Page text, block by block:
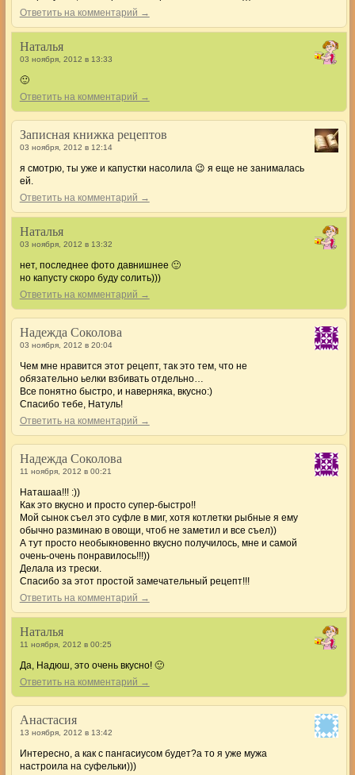
Ответить на комментарий →
Наталья
03 ноября, 2012 в 13:33
🙂
Ответить на комментарий →
Записная книжка рецептов
03 ноября, 2012 в 12:14
я смотрю, ты уже и капустки насолила 😉 я еще не занималась
ей.
Ответить на комментарий →
Наталья
03 ноября, 2012 в 13:32
нет, последнее фото давнишнее 🙂
но капусту скоро буду солить)))
Ответить на комментарий →
Надежда Соколова
03 ноября, 2012 в 20:04
Чем мне нравится этот рецепт, так это тем, что не
обязательно ьелки взбивать отдельно…
Все понятно быстро, и наверняка, вкусно:)
Спасибо тебе, Натуль!
Ответить на комментарий →
Надежда Соколова
11 ноября, 2012 в 00:21
Наташаа!!! :))
Как это вкусно и просто супер-быстро!!
Мой сынок съел это суфле в миг, хотя котлетки рыбные я ему
обычно разминаю в овощи, чтоб не заметил и все съел))
А тут просто необыкновенно вкусно получилось, мне и самой
очень-очень понравилось!!!))
Делала из трески.
Спасибо за этот простой замечательный рецепт!!!
Ответить на комментарий →
Наталья
11 ноября, 2012 в 00:25
Да, Надюш, это очень вкусно! 🙂
Ответить на комментарий →
Анастасия
13 ноября, 2012 в 13:42
Интересно, а как с пангасиусом будет?а то я уже мужа
настроила на суфельки)))